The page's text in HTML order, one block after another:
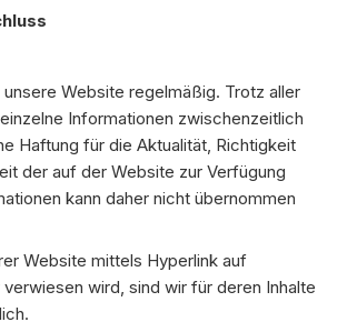
unsere Website regelmäßig. Trotz aller
Informationen zwischenzeitlich
Haftung für die Aktualität, Richtigkeit
der auf der Website zur Verfügung
kann daher nicht übernommen
Website mittels Hyperlink auf
wird, sind wir für deren Inhalte